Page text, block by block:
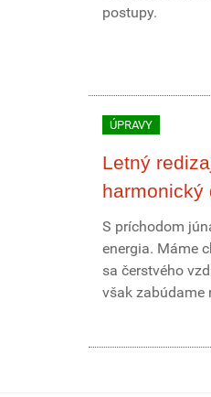
postupy.
ÚPRAVY
Letný
harmonický
S príchodom
energia. Máme
sa čerstvého
však zabúdame